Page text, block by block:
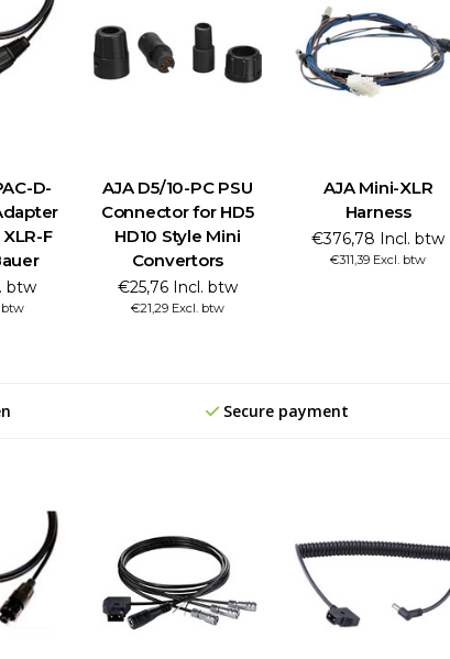
D-
F
btw
btw
AJA D5/10-PC PSU
Connector for HD5
HD10 Style Mini
Convertors
€25,76 Incl. btw
€21,29 Excl. btw
AJA Mini-XLR
Harness
€376,78 Incl. btw
€311,39 Excl. btw
Secure payment